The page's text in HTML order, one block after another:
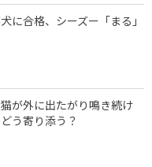
に合格、シーズー「まる」
が外に出たがり鳴き続け
う寄り添う？